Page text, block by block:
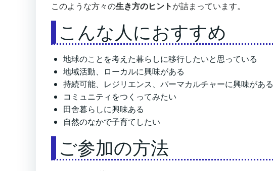
このような方々の生き方のヒントが詰まっています。
こんな人におすすめ
地球のことを考えた暮らしに移行したいと思っている
地域活動、ローカルに興味がある
持続可能、レジリエンス、パーマカルチャーに興味がある
コミュニティをつくってみたい
田舎暮らしに興味ある
自然のなかで子育てしたい
ご参加の方法